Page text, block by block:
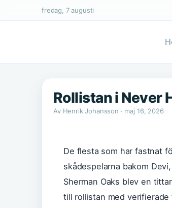
fredag, 7 augusti
Rollistan i Never
Av Henrik Johansson · maj 16, 2026
De flesta som har fastnat
skådespelarna bakom
Sherman Oaks blev en
till rollistan med verifierade